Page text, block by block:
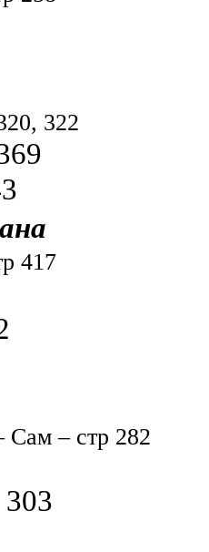
322
417
– стр 282